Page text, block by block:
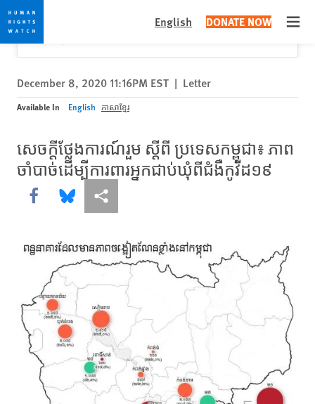
Skip
to
cookie
privacy
notice
Skip
to
main
content
English DONATE NOW
Would you like to read this page in English?
Yes
✕
December 8, 2020 11:16PM EST | Letter
Available In English ភាសាខ្មែរ
សេចក្ដីថ្លែងការណ៍រួម ស្ដីពី ប្រទេសកម្ពុជា៖ ភាព
ចាំបាច់ដើម្បីការពារអ្នកជាប់ឃុំពីជំងឺកូវីដ១៩
Share this via Facebook
Share this via Bluesky
More sharing options